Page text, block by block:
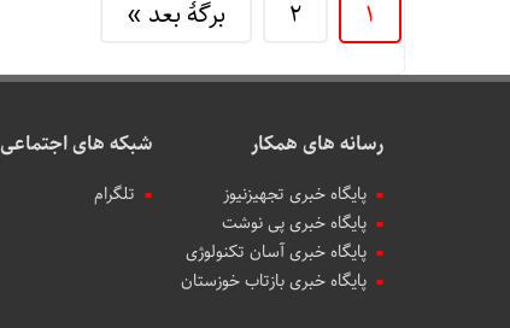
1
2 برگهٔ بعد »
رسانه های همکار
پایگاه خبری تجهیزنیوز
پایگاه خبری پی نوشت
پایگاه خبری آسان تکنولوژی
پایگاه خبری بازتاب خوزستان
شبکه های اجتماعی
تلگرام